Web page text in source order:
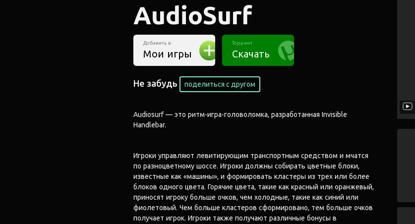
AudioSurf
Добавить в
Мои игры
Торрент
Скачать
Не забудь поделиться с другом
Audiosurf — это ритм-игра-головоломка, разработанная Invisible
Handlebar.
Игроки управляют левитирующим транспортным средством и мчатся
по разноцветному шоссе. Игроки должны собирать цветные блоки,
известные как «машины», и формировать кластеры из трех или более
блоков одного цвета. Горячие цвета, такие как красный или оранжевый,
приносят игроку больше очков, чем холодные, такие как синий или
фиолетовый. Чем больше кластеров сформировано, тем больше очков
получает игрок. Игроки также получают различные бонусы в